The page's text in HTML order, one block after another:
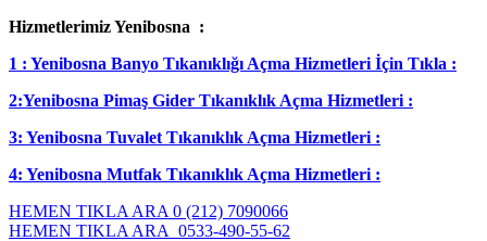
Hizmetlerimiz Yenibosna :
1 : Yenibosna Banyo Tıkanıklığı Açma Hizmetleri İçin Tıkla :
2:Yenibosna Pimaş Gider Tıkanıklık Açma Hizmetleri :
3: Yenibosna Tuvalet Tıkanıklık Açma Hizmetleri :
4: Yenibosna Mutfak Tıkanıklık Açma Hizmetleri :
HEMEN TIKLA ARA 0 (212) 7090066
HEMEN TIKLA ARA 0533-490-55-62